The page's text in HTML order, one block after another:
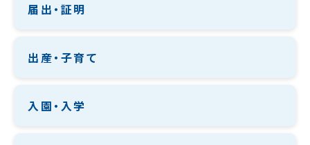
届出・証明
出産・子育て
入園・入学